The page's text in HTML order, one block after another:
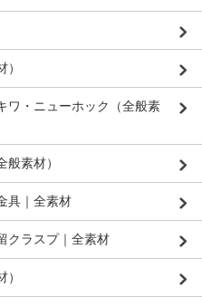
ワ・ニューホック（全般素
素材）
具｜全素材
クラスプ｜全素材